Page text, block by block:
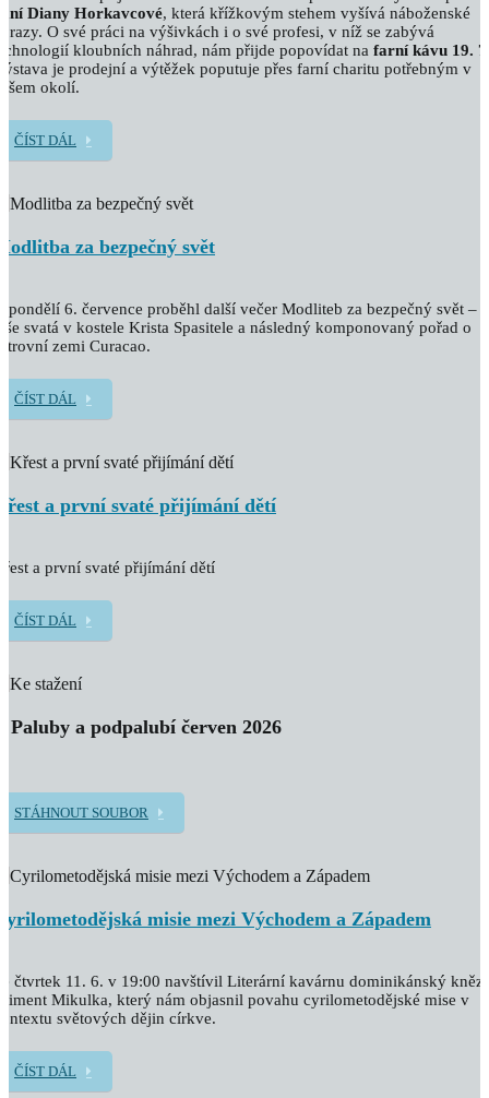
Diany Horkavcové, která křížkovým stehem vyšívá náboženské
O své práci na výšivkách i o své profesi, v níž se zabývá
kloubních náhrad, nám přijde popovídat na farní kávu 19.
je prodejní a výtěžek poputuje přes farní charitu potřebným v
okolí.
ČÍST DÁL
za bezpečný svět
pondělí 6. července proběhl další večer Modliteb za bezpečný svět –
svatá v kostele Krista Spasitele a následný komponovaný pořad o
zemi Curacao.
ČÍST DÁL
a první svaté přijímání dětí
a první svaté přijímání dětí
ČÍST DÁL
Paluby a podpalubí červen 2026
STÁHNOUT SOUBOR
misie mezi Východem a Západem
čtvrtek 11. 6. v 19:00 navštívil Literární kavárnu dominikánský kněz
Mikulka, který nám objasnil povahu cyrilometodějské mise v
světových dějin církve.
ČÍST DÁL